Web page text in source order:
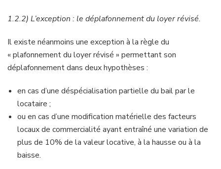
1.2.2) L’exception : le déplafonnement du loyer révisé.
Il existe néanmoins une exception à la règle du
« plafonnement du loyer révisé » permettant son
déplafonnement dans deux hypothèses :
en cas d’une déspécialisation partielle du bail par le
locataire ;
ou en cas d’une modification matérielle des facteurs
locaux de commercialité ayant entraîné une variation de
plus de 10% de la valeur locative, à la hausse ou à la
baisse.